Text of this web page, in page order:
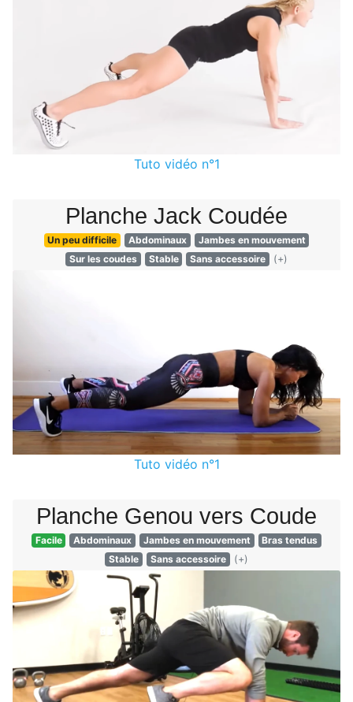
Tuto vidéo n°1
Planche Jack Coudée
Un peu difficile Abdominaux
Jambes en mouvement
Sur les coudes
Stable Sans accessoire (+)
Tuto vidéo n°1
Planche Genou vers Coude
Facile Abdominaux Jambes en mouvement
Bras tendus
Stable
Sans accessoire (+)